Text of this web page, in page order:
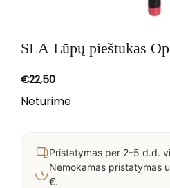
SLA Lūpų pieštukas
€22,50
Neturime
Pristatymas per 2–5 d.d.
Nemokamas pristatymas
€.